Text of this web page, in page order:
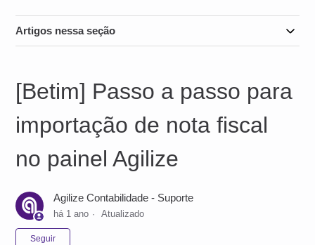
Artigos nessa seção
[Betim] Passo a passo para
importação de nota fiscal
no painel Agilize
Agilize Contabilidade - Suporte
há 1 ano Atualizado
Seguir